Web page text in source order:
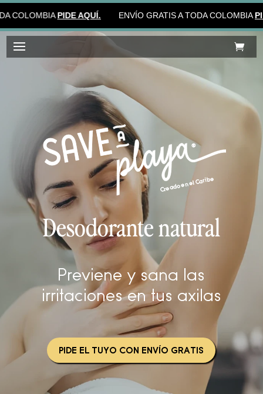
PIDE AQUÍ. ENVÍO GRATIS A TODA COLOMBIAPIDE
Creado en el Caribe
®
Desodorante natural
Previene y sana las
irritaciones en tus axilas
PIDE EL TUYO CON ENVÍO GRATIS